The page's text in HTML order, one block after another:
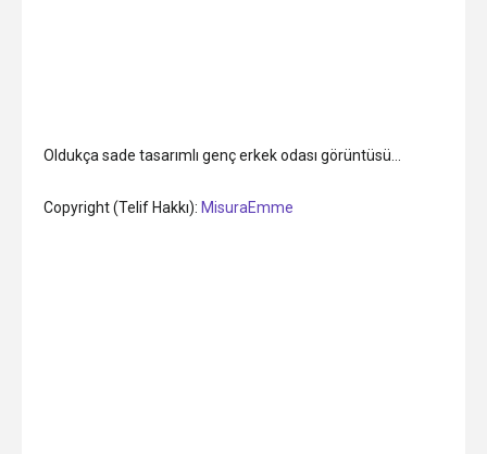
Oldukça sade tasarımlı genç erkek odası görüntüsü…
Copyright (Telif Hakkı): MisuraEmme